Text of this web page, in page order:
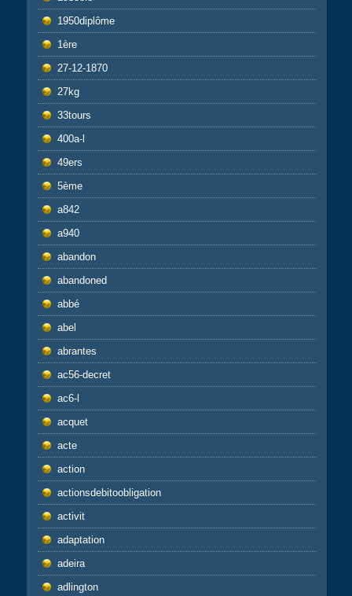
1950diplôme
1ère
27-12-1870
27kg
33tours
400a-l
49ers
5ème
a842
a940
abandon
abandoned
abbé
abel
abrantes
ac56-decret
ac6-l
acquet
acte
action
actionsdebitoobligation
activit
adaptation
adeira
adlington